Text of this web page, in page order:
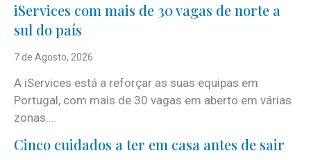
iServices com mais de 30 vagas de norte a
sul do país
7 de Agosto, 2026
A iServices está a reforçar as suas equipas em
Portugal, com mais de 30 vagas em aberto em várias
zonas...
Cinco cuidados a ter em casa antes de sair